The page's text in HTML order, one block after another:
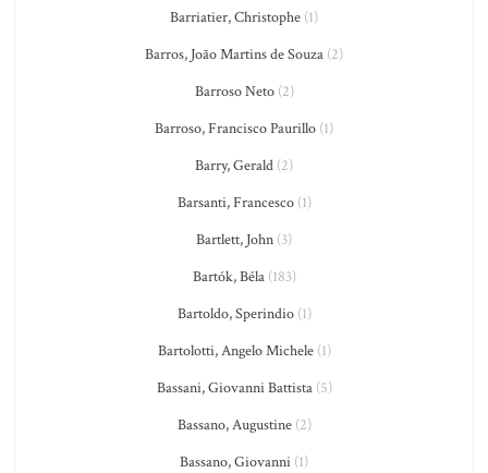
Barriatier, Christophe (1)
Barros, João Martins de Souza (2)
Barroso Neto(2)
Barroso, Francisco Paurillo (1)
Barry, Gerald (2)
Barsanti, Francesco(1)
Bartlett, John (3)
Bartók, Béla(183)
Bartoldo, Sperindio(1)
Bartolotti, Angelo Michele(1)
Bassani, Giovanni Battista(5)
Bassano, Augustine(2)
Bassano, Giovanni (1)